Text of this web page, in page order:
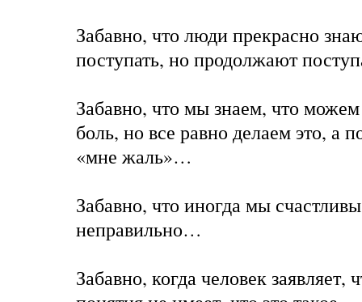
Забавно, что люди прекрасно
поступать, но продолжают
Забавно, что мы знаем, что
боль, но все равно делаем это, а
«мне жаль»…
Забавно, что иногда мы
неправильно…
Забавно, когда человек